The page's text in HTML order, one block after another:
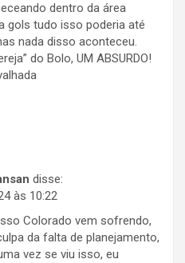
dentro da área
gols tudo isso poderia até
nada disso aconteceu.
do Bolo, UM ABSURDO!
disse:
às 10:22
Colorado vem sofrendo,
da falta de planejamento,
vez se viu isso, eu